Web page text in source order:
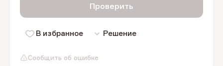
Сообщить об ошибке
Проверить
В избранное Решение